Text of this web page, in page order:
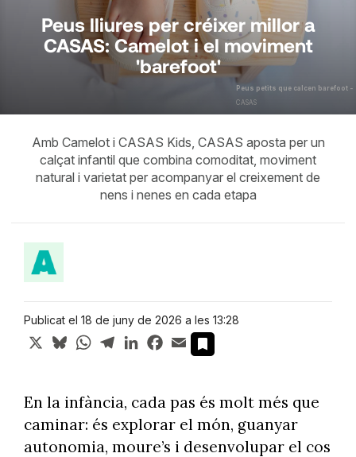
Peus petits que calcen barefoot -
CASAS
Peus lliures per créixer millor a
CASAS: Camelot i el moviment
'barefoot'
Amb Camelot i CASAS Kids, CASAS aposta per un
calçat infantil que combina comoditat, moviment
natural i varietat per acompanyar el creixement de
nens i nenes en cada etapa
Publicat el 18 de juny de 2026 a les 13:28
X BlueskyWhatsApp
TelegramLinkedInFacebook
Email
En la infància, cada pas és molt més que
caminar: és explorar el món, guanyar
autonomia, moure’s i desenvolupar el cos